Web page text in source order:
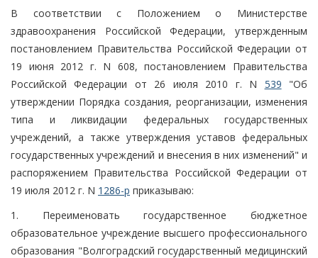
В соответствии с Положением о Министерстве
здравоохранения Российской Федерации, утвержденным
постановлением Правительства Российской Федерации от
19 июня 2012 г. N 608, постановлением Правительства
Российской Федерации от 26 июля 2010 г. N 539 "Об
утверждении Порядка создания, реорганизации, изменения
типа и ликвидации федеральных государственных
учреждений, а также утверждения уставов федеральных
государственных учреждений и внесения в них изменений" и
распоряжением Правительства Российской Федерации от
19 июля 2012 г. N 1286-р приказываю:
1. Переименовать государственное бюджетное
образовательное учреждение высшего профессионального
образования "Волгоградский государственный медицинский